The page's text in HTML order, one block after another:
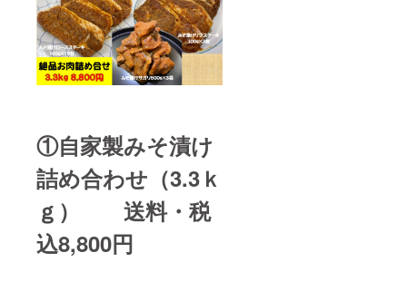
①自家製みそ漬け
詰め合わせ（3.3ｋ
ｇ） 送料・税
込8,800円